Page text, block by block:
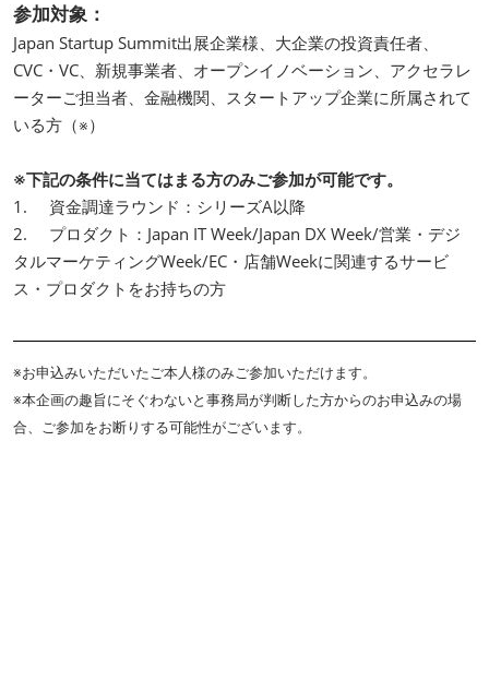
参加対象：
Japan Startup Summit出展企業様、大企業の投資責任者、
CVC・VC、新規事業者、オープンイノベーション、アクセラレ
ーターご担当者、金融機関、スタートアップ企業に所属されて
いる方（※）
※下記の条件に当てはまる方のみご参加が可能です。
1. 資金調達ラウンド：シリーズA以降
2. プロダクト：Japan IT Week/Japan DX Week/営業・デジ
タルマーケティングWeek/EC・店舗Weekに関連するサービ
ス・プロダクトをお持ちの方
※お申込みいただいたご本人様のみご参加いただけます。
※本企画の趣旨にそぐわないと事務局が判断した方からのお申込みの場
合、ご参加をお断りする可能性がございます。